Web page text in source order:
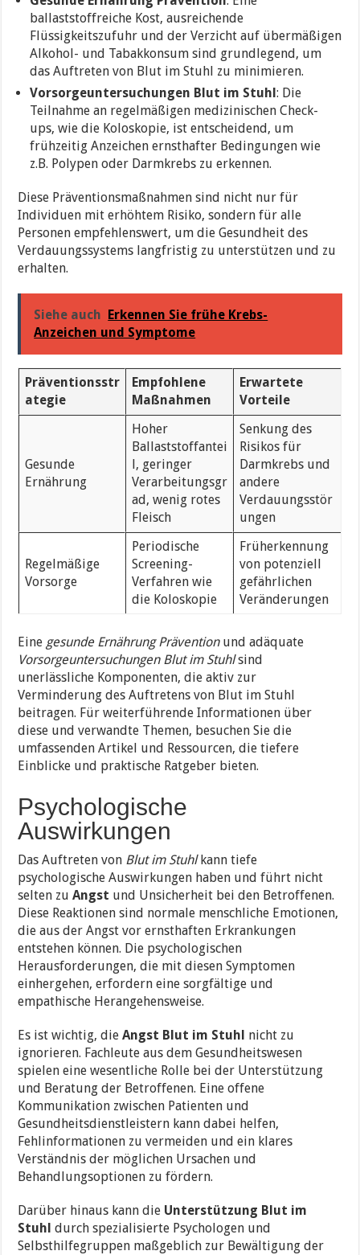
ballaststoffreiche Kost, ausreichende
Flüssigkeitszufuhr und der Verzicht auf übermäßigen
Alkohol- und Tabakkonsum sind grundlegend, um
das Auftreten von Blut im Stuhl zu minimieren.
Vorsorgeuntersuchungen Blut im Stuhl: Die
Teilnahme an regelmäßigen medizinischen Check-
ups, wie die Koloskopie, ist entscheidend, um
frühzeitig Anzeichen ernsthafter Bedingungen wie
z.B. Polypen oder Darmkrebs zu erkennen.
Diese Präventionsmaßnahmen sind nicht nur für
Individuen mit erhöhtem Risiko, sondern für alle
Personen empfehlenswert, um die Gesundheit des
Verdauungssystems langfristig zu unterstützen und zu
erhalten.
Siehe auch
Erkennen Sie frühe Krebs-
Anzeichen und Symptome
Präventionsstr
ategie
Empfohlene
Maßnahmen
Erwartete
Vorteile
Gesunde
Ernährung
Hoher
Ballaststoffantei
l, geringer
Verarbeitungsgr
ad, wenig rotes
Fleisch
Senkung des
Risikos für
Darmkrebs und
andere
Verdauungsstör
ungen
Regelmäßige
Vorsorge
Periodische
Screening-
Verfahren wie
die Koloskopie
Früherkennung
von potenziell
gefährlichen
Veränderungen
Eine gesunde Ernährung Präventionund adäquate
Vorsorgeuntersuchungen Blut im Stuhlsind
unerlässliche Komponenten, die aktiv zur
Verminderung des Auftretens von Blut im Stuhl
beitragen. Für weiterführende Informationen über
diese und verwandte Themen, besuchen Sie die
umfassenden Artikel und Ressourcen, die tiefere
Einblicke und praktische Ratgeber bieten.
Psychologische
Auswirkungen
Das Auftreten von Blut im Stuhlkann tiefe
psychologische Auswirkungen haben und führt nicht
selten zuAngst und Unsicherheit bei den Betroffenen.
Diese Reaktionen sind normale menschliche Emotionen,
die aus der Angst vor ernsthaften Erkrankungen
entstehen können. Die psychologischen
Herausforderungen, die mit diesen Symptomen
einhergehen, erfordern eine sorgfältige und
empathische Herangehensweise.
Es ist wichtig, dieAngst Blut im Stuhl nicht zu
ignorieren. Fachleute aus dem Gesundheitswesen
spielen eine wesentliche Rolle bei der Unterstützung
und Beratung der Betroffenen. Eine offene
Kommunikation zwischen Patienten und
Gesundheitsdienstleistern kann dabei helfen,
Fehlinformationen zu vermeiden und ein klares
Verständnis der möglichen Ursachen und
Behandlungsoptionen zu fördern.
Darüber hinaus kann die Unterstützung Blut im
Stuhl durch spezialisierte Psychologen und
Selbsthilfegruppen maßgeblich zur Bewältigung der